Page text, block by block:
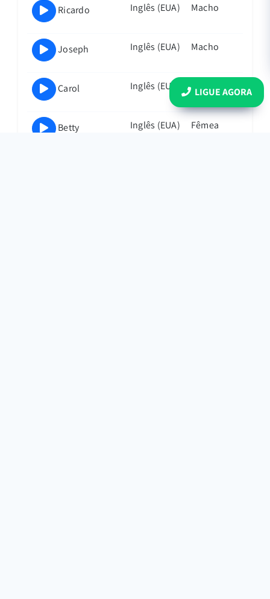
Ricardo Inglês (EUA) Macho
Joseph Inglês (EUA) Macho
Carol Inglês (EUA) Fêmea
Betty Inglês (EUA) Fêmea
LIGUE AGORA